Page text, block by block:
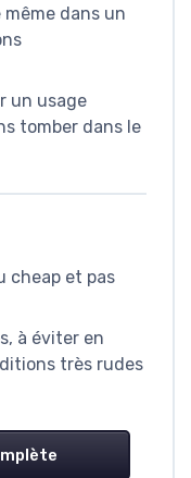
même dans un
un usage
tomber dans le
cheap et pas
à éviter en
très rudes